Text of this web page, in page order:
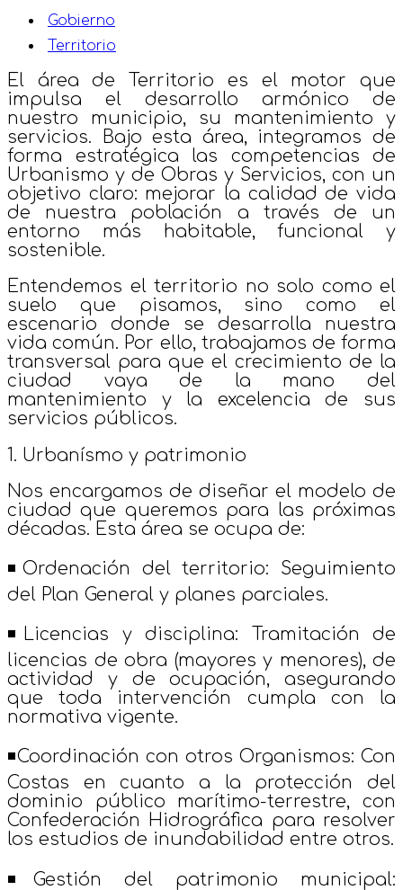
Gobierno
Territorio
El área de Territorio es el motor que
impulsa el desarrollo armónico de
nuestro municipio, su mantenimiento y
servicios. Bajo esta área, integramos de
forma estratégica las competencias de
Urbanismo y de Obras y Servicios, con un
objetivo claro: mejorar la calidad de vida
de nuestra población a través de un
entorno más habitable, funcional y
sostenible.
Entendemos el territorio no solo como el
suelo que pisamos, sino como el
escenario donde se desarrolla nuestra
vida común. Por ello, trabajamos de forma
transversal para que el crecimiento de la
ciudad vaya de la mano del
mantenimiento y la excelencia de sus
servicios públicos.
1. Urbanísmo y patrimonio
Nos encargamos de diseñar el modelo de
ciudad que queremos para las próximas
décadas. Esta área se ocupa de:
◾Ordenación del territorio: Seguimiento
del Plan General y planes parciales.
◾Licencias y disciplina: Tramitación de
licencias de obra (mayores y menores), de
actividad y de ocupación, asegurando
que toda intervención cumpla con la
normativa vigente.
◾Coordinación con otros Organismos: Con
Costas en cuanto a la protección del
dominio público marítimo-terrestre, con
Confederación Hidrográfica para resolver
los estudios de inundabilidad entre otros.
◾Gestión del patrimonio municipal: